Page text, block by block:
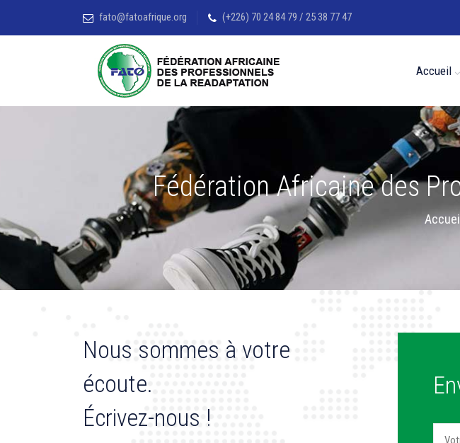
fato@fatoafrique.org (+226) 70 24 84 79 / 25 38 77 47
Accueil
Fédération Africaine des
Nous sommes à votre
écoute.
Écrivez-nous !